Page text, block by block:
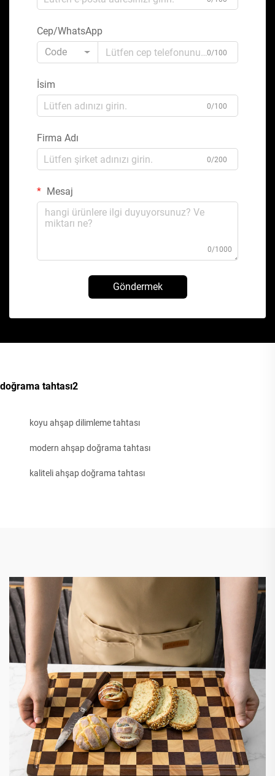
Cep/WhatsApp
Code
0/100
İsim
0/100
Firma Adı
0/200
Mesaj
0/1000
Göndermek
doğrama tahtası2
koyu ahşap dilimleme tahtası
modern ahşap doğrama tahtası
kaliteli ahşap doğrama tahtası